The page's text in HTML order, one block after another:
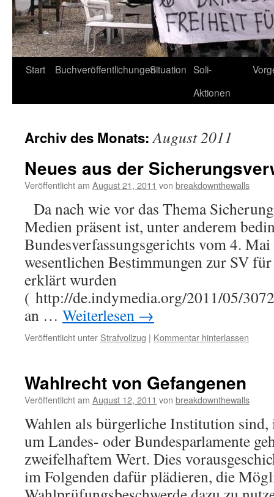
Start BuchveröffentlichungenSituation Soli-
Aktionen
Archiv des Monats:August 2011
Neues aus der
Veröffentlicht am August 21, 2011 von breakdownthewalls
Da nach wie vor das Thema
Medien präsent ist, unter anderem
Bundesverfassungsgerichts vom 4.
wesentlichen Bestimmungen zur SV
erklärt wurden
( http://de.indymedia.org/2011/05/
an … Weiterlesen →
Veröffentlicht unter Strafvollzug | Kommentar hinterlassen
Wahlrecht von Gefangenen
Veröffentlicht am August 12, 2011 von breakdownthewalls
Wahlen als bürgerliche Institution sind,
um Landes- oder Bundesparlamente
zweifelhaftem Wert. Dies
im Folgenden dafür plädieren, die